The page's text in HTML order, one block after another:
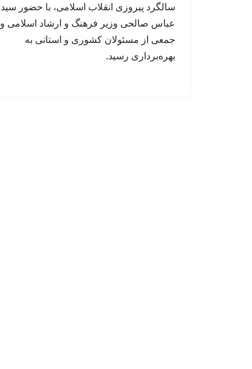
سالگرد پیروزی انقلاب اسلامی، با حضور سید
عباس صالحی وزیر فرهنگ و ارشاد اسلامی و
جمعی از مسئولان کشوری و استانی به
بهره‌برداری رسید.